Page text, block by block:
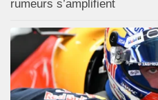
rumeurs s’amplifient